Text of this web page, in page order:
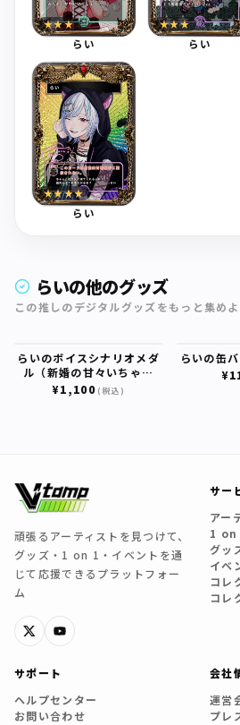
★★★
らい
★★★
らい
★★★★
らい
らいの他のグッズ
この推しのデジタルグッズをもっと集めよ
らいのボイスシナリオメダ
ル（新婚の甘々いちゃら
ぶ…♡)
¥1,100(税込)
らいの缶
頑張るアーティストを見つけて、
グッズ・1 on 1・イベントを通
じて応援できるプラットフォー
ム
サー
アー
1 on
グッ
イベ
コレ
コレ
サポート
ヘルプセンター
お問い合わせ
会社
運営
プレ